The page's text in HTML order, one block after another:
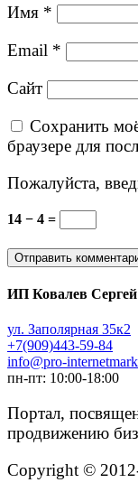
Имя *
Email *
Сайт
Сохранить
браузере для
Пожалуйста,
14 − 4 =
ИП Ковалев
ул. Заполярная 35к2
+7(909)443-59-84
info@pro-
пн-пт: 10:00-18:00
Портал,
продвижению
Copyright ©